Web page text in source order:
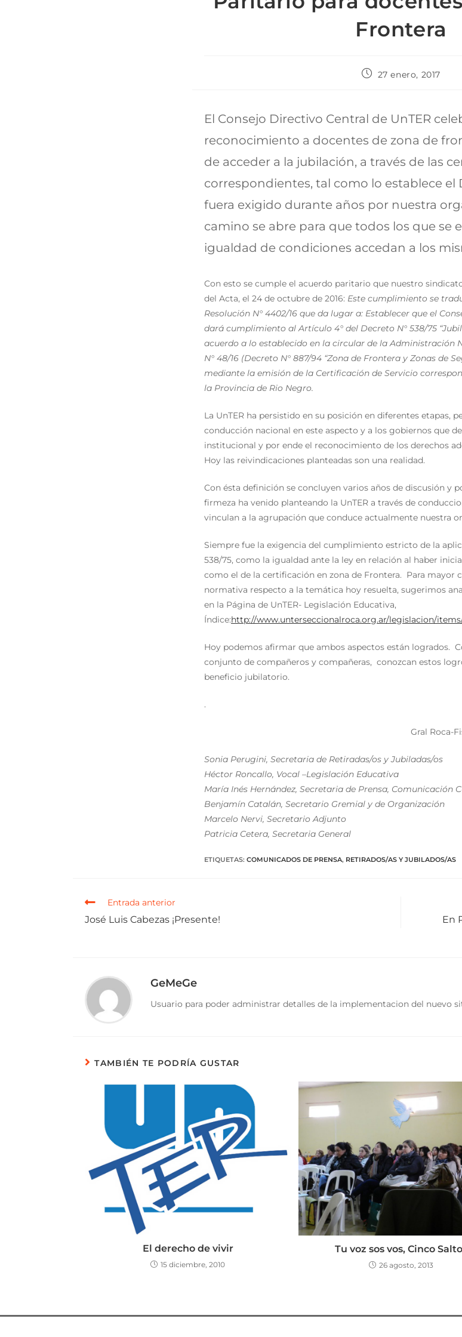
Frontera
27 enero, 2017
El Consejo Directivo Central de UnTER
reconocimiento a docentes de zona de
de acceder a la jubilación, a través de las
correspondientes, tal como lo establece el
fuera exigido durante años por nuestra
camino se abre para que todos los que se
igualdad de condiciones accedan a los
Con esto se cumple el acuerdo paritario que nuestro
del Acta, el 24 de octubre de 2016: Este cumplimiento se
Resolución N° 4402/16 que da lugar a: Establecer que el
dará cumplimiento al Artículo 4° del Decreto N° 538/75
acuerdo a lo establecido en la circular de la Administración
N° 48/16 (Decreto N° 887/94 “Zona de Frontera y Zonas de
mediante la emisión de la Certificación de Servicio
la Provincia de Rio Negro.
La UnTER ha persistido en su posición en diferentes etapas,
conducción nacional en este aspecto y a los gobiernos que
institucional y por ende el reconocimiento de los derechos
Hoy las reivindicaciones planteadas son una realidad.
Con ésta definición se concluyen varios años de discusión y
firmeza ha venido planteando la UnTER a través de
vinculan a la agrupación que conduce actualmente nuestra
Siempre fue la exigencia del cumplimiento estricto de la
538/75, como la igualdad ante la ley en relación al haber
como el de la certificación en zona de Frontera. Para mayor
normativa respecto a la temática hoy resuelta, sugerimos
en la Página de UnTER- Legislación Educativa,
Índice:http://www.unterseccionalroca.org.ar/legislacion/
Hoy podemos afirmar que ambos aspectos están logrados.
conjunto de compañeros y compañeras, conozcan estos
beneficio jubilatorio.
.
Gral Roca-
Sonia Perugini, Secretaria de Retiradas/os y Jubiladas/os
Héctor Roncallo, Vocal –Legislación Educativa
María Inés Hernández, Secretaria de Prensa, Comunicación
Benjamín Catalán, Secretario Gremial y de Organización
Marcelo Nervi, Secretario Adjunto
Patricia Cetera, Secretaria General
ETIQUETAS: COMUNICADOS DE PRENSA, RETIRADOS/AS Y JUBILADOS/AS
Entrada anterior
José Luis Cabezas ¡Presente!
En
GeMeGe
Usuario para poder administrar detalles de la implementacion del nuevo
TAMBIÉN TE PODRÍA GUSTAR
El derecho de vivir
15 diciembre, 2010
Tu voz sos vos, Cinco
26 agosto, 2013